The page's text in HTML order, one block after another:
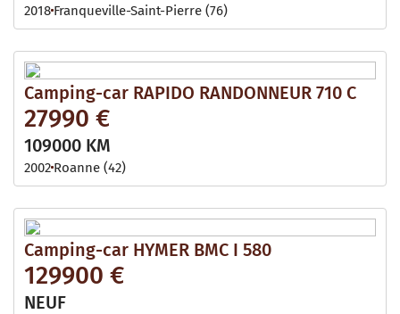
2018 Franqueville-Saint-Pierre (76)
Camping-car RAPIDO RANDONNEUR 710 C
27990 €
109000 KM
2002 Roanne (42)
Camping-car HYMER BMC I 580
129900 €
NEUF